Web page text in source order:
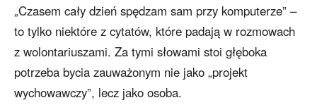
„Czasem cały dzień spędzam sam przy komputerze” –
to tylko niektóre z cytatów, które padają w rozmowach
z wolontariuszami. Za tymi słowami stoi głęboka
potrzeba bycia zauważonym nie jako „projekt
wychowawczy”, lecz jako osoba.